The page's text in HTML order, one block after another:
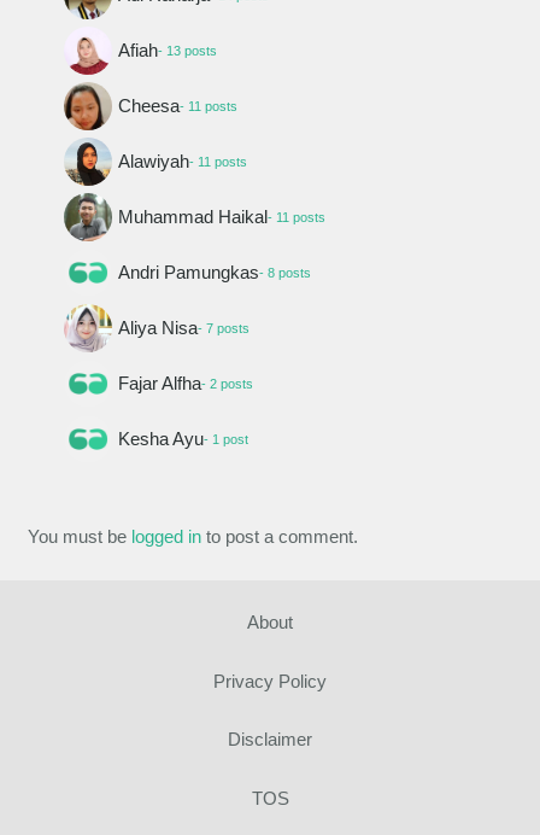
Afiah- 13 posts
Cheesa- 11 posts
Alawiyah- 11 posts
Muhammad Haikal- 11 posts
Andri Pamungkas- 8 posts
Aliya Nisa- 7 posts
Fajar Alfha- 2 posts
Kesha Ayu- 1 post
You must be logged into post a comment.
About
Privacy Policy
Disclaimer
TOS